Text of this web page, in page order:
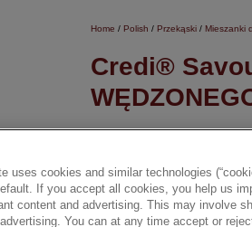
Home / Polish / Przekąski/ Mieszanki
Credi®
✔ Nadaje atrakcyjny
uses cookies and similar technologies
If you accept all cookies, you help us
content and advertising. This may involve
You can at any time accept or